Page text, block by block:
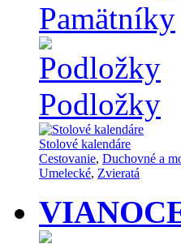
Pamätníky
Podložky
Stolové kalendáre
Cestovanie, Duchovné a
Umelecké, Zvieratá